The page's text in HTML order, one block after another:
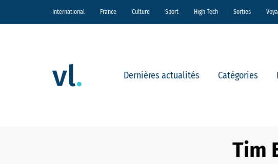
International France Culture Sport High Tech Sorties
Dernières actualités Catégories
Tim